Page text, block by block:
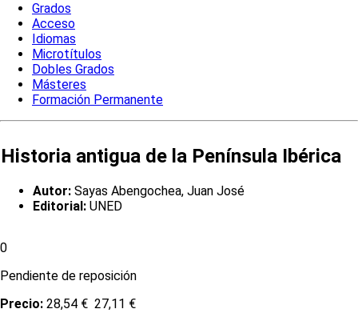
Grados
Acceso
Idiomas
Microtítulos
Dobles Grados
Másteres
Formación Permanente
Historia antigua de la Península Ibérica
Autor: Sayas Abengochea, Juan José
Editorial: UNED
0
Pendiente de reposición
Precio: 28,54 € 27,11 €